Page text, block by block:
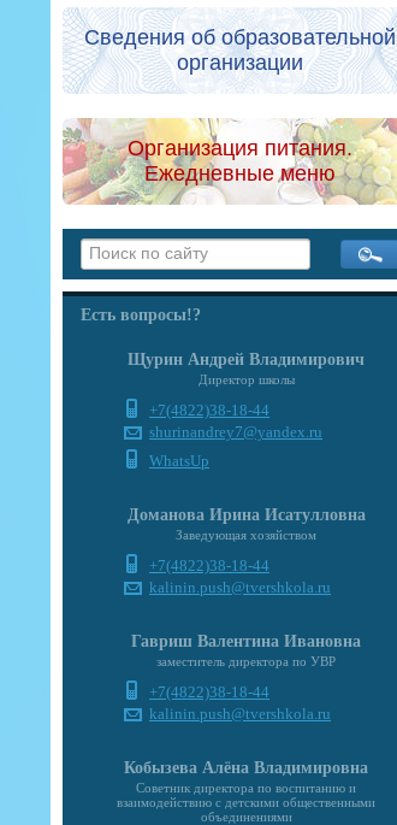
Сведения об образовательной
организации
Организация питания.
Ежедневные меню
Есть вопросы!?
Щурин Андрей Владимирович
Директор школы
+7(4822)38-18-44
shurinandrey7@yandex.ru
WhatsUp
Доманова Ирина Исатулловна
Заведующая хозяйством
+7(4822)38-18-44
kalinin.push@tvershkola.ru
Гавриш Валентина Ивановна
заместитель директора по УВР
+7(4822)38-18-44
kalinin.push@tvershkola.ru
Кобызева Алёна Владимировна
Советник директора по воспитанию и
взаимодействию с детскими общественными
объединениями